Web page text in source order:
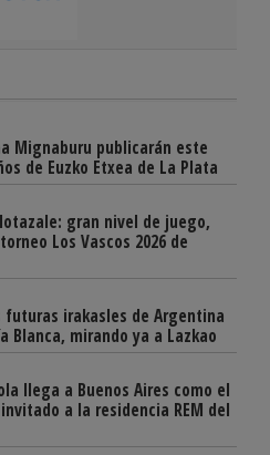
Mignaburu publicarán este
de Euzko Etxea de La Plata
gran nivel de juego,
Los Vascos 2026 de
futuras irakasles de Argentina
Blanca, mirando ya a Lazkao
llega a Buenos Aires como el
a la residencia REM del